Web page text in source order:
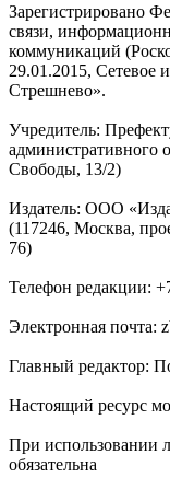
Зарегистрировано
связи,
коммуникаций
29.01.2015, Сетевое
Стрешнево».
Учредитель:
административного
Свободы, 13/2)
Издатель: ООО
(117246, Москва,
76)
Телефон редакции:
Электронная почта:
Главный редактор:
Настоящий ресурс
При использовании
обязательна